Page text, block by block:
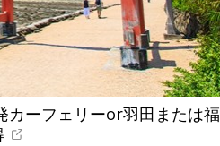
カーフェリーor羽田または福